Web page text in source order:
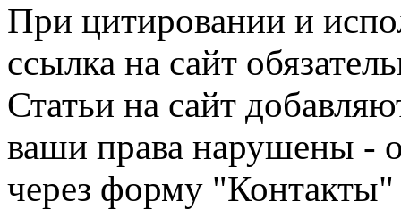
При цитировании и
ссылка на сайт
Статьи на сайт
ваши права нарушены -
через форму "Контакты"